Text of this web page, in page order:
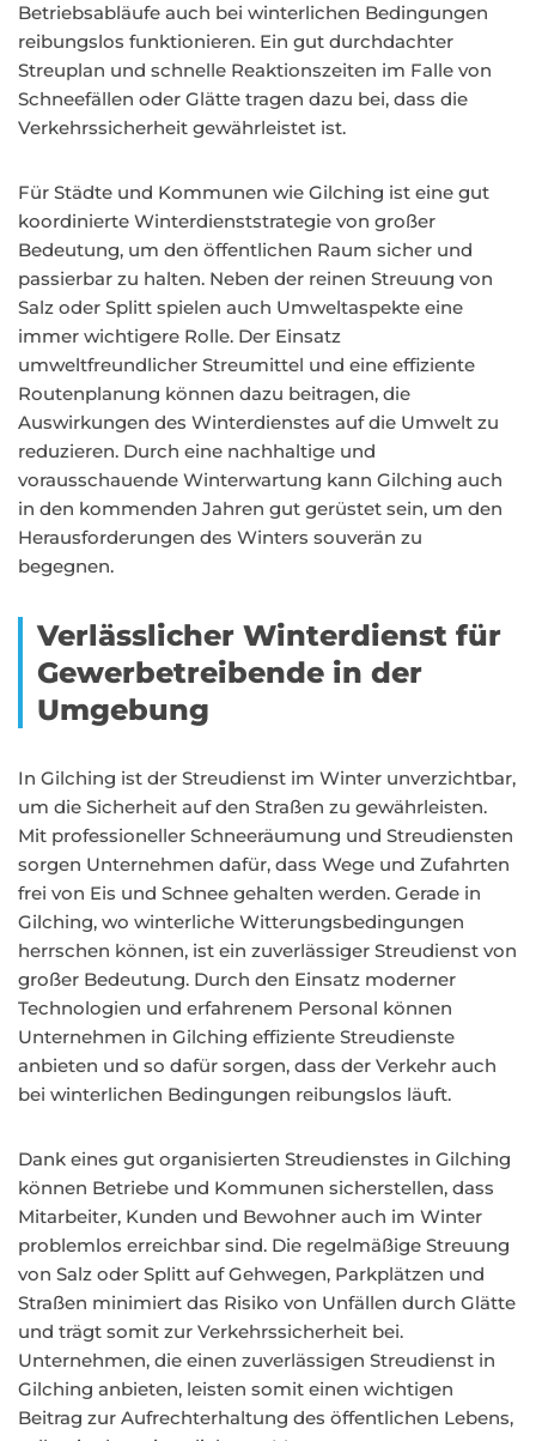
Betriebsabläufe auch bei winterlichen Bedingungen
reibungslos funktionieren. Ein gut durchdachter
Streuplan und schnelle Reaktionszeiten im Falle von
Schneefällen oder Glätte tragen dazu bei, dass die
Verkehrssicherheit gewährleistet ist.
Für Städte und Kommunen wie Gilching ist eine gut
koordinierte Winterdienststrategie von großer
Bedeutung, um den öffentlichen Raum sicher und
passierbar zu halten. Neben der reinen Streuung von
Salz oder Splitt spielen auch Umweltaspekte eine
immer wichtigere Rolle. Der Einsatz
umweltfreundlicher Streumittel und eine effiziente
Routenplanung können dazu beitragen, die
Auswirkungen des Winterdienstes auf die Umwelt zu
reduzieren. Durch eine nachhaltige und
vorausschauende Winterwartung kann Gilching auch
in den kommenden Jahren gut gerüstet sein, um den
Herausforderungen des Winters souverän zu
begegnen.
Verlässlicher Winterdienst für
Gewerbetreibende in der
Umgebung
In Gilching ist der Streudienst im Winter unverzichtbar,
um die Sicherheit auf den Straßen zu gewährleisten.
Mit professioneller Schneeräumung und Streudiensten
sorgen Unternehmen dafür, dass Wege und Zufahrten
frei von Eis und Schnee gehalten werden. Gerade in
Gilching, wo winterliche Witterungsbedingungen
herrschen können, ist ein zuverlässiger Streudienst von
großer Bedeutung. Durch den Einsatz moderner
Technologien und erfahrenem Personal können
Unternehmen in Gilching effiziente Streudienste
anbieten und so dafür sorgen, dass der Verkehr auch
bei winterlichen Bedingungen reibungslos läuft.
Dank eines gut organisierten Streudienstes in Gilching
können Betriebe und Kommunen sicherstellen, dass
Mitarbeiter, Kunden und Bewohner auch im Winter
problemlos erreichbar sind. Die regelmäßige Streuung
von Salz oder Splitt auf Gehwegen, Parkplätzen und
Straßen minimiert das Risiko von Unfällen durch Glätte
und trägt somit zur Verkehrssicherheit bei.
Unternehmen, die einen zuverlässigen Streudienst in
Gilching anbieten, leisten somit einen wichtigen
Beitrag zur Aufrechterhaltung des öffentlichen Lebens,